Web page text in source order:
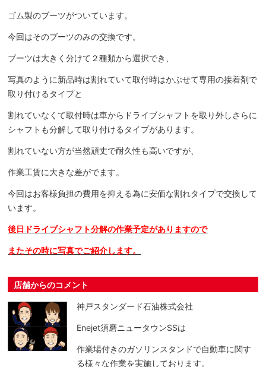
ゴム製のブーツがついています。
今回はそのブーツのみの交換です。
ブーツは大きく分けて２種類から選択でき、
写真のように新品時は割れていて取付時はかぶせて専用の接着剤で
取り付けるタイプと
割れていなくて取付時は車からドライブシャフトを取り外しさらに
シャフトも分解して取り付けるタイプがあります。
割れていない方が当然頑丈で耐久性も高いですが、
作業工賃に大きな差がでます。
今回はお客様負担の費用を抑える為に安価な割れタイプで交換して
います。
後日ドライブシャフト分解の作業予定がありますので
またその時に写真でご紹介します。
店舗からのコメント
神戸スタンダード石油株式会社
Enejet須磨ニュータウンSSは
作業場付きのガソリンスタンドで自動車に関す
る様々な作業を実施しております。